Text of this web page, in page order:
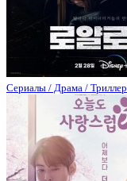
Сериалы / Драма / Триллер